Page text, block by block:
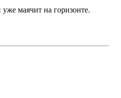
маячит на горизонте.